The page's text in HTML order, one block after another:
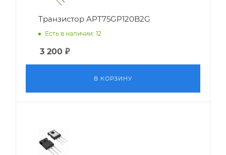
Транзистор APT75GP120B2G
Есть в наличии: 12
3 200 ₽
В КОРЗИНУ